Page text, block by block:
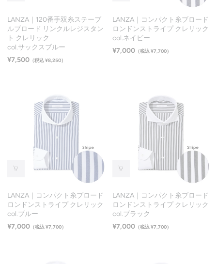
LANZA｜120番手双糸ステーブ
ルブロード リンクルレジスタン
ト クレリック
col.サックスブルー
¥7,500 （税込 ¥8,250）
LANZA｜コンパクト糸ブロード
ロンドンストライプ クレリック
col.ネイビー
¥7,000（税込 ¥7,700）
LANZA｜コンパクト糸ブロード
ロンドンストライプ クレリック
col.ブルー
¥7,000 （税込 ¥7,700）
LANZA｜コンパクト糸ブロード
ロンドンストライプ クレリック
col.ブラック
¥7,000（税込 ¥7,700）